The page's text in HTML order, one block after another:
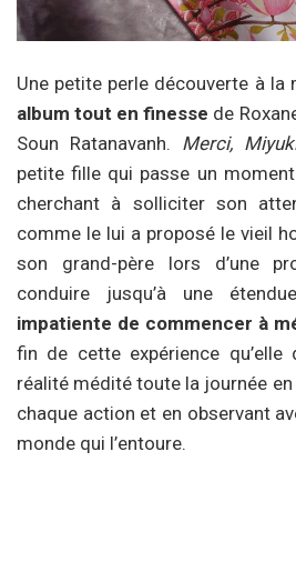
Une petite perle découverte à la
album tout en finesse de
Soun Ratanavanh. Merci,
petite fille qui passe un
cherchant à solliciter son
comme le lui a proposé le vieil
son grand-père lors d’une
conduire jusqu’à une
impatiente de commencer à
fin de cette expérience qu’elle
réalité médité toute la journée
chaque action et en observant
monde qui l’entoure.